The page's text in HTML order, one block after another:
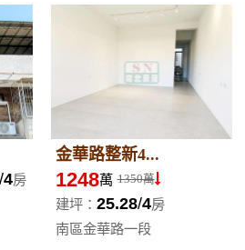
4房
金華路整新4...
1248萬 1350萬
建坪： 25.28 4房
南區金華路一段